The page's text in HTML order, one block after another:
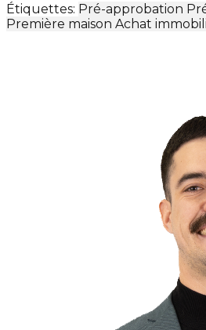
Étiquettes: Pré-approbation
Première maison Achat